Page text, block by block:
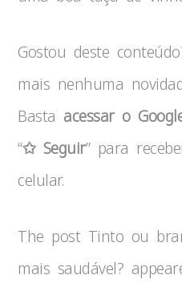
Gostou deste
mais nenhuma
Basta acessar o
“✩ Seguir” para
celular.
The post Tinto ou
mais saudável?